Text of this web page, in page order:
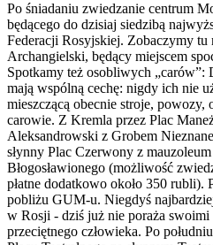
Po śniadaniu zwiedzanie centrum
będącego do dzisiaj siedzibą
Federacji Rosyjskiej. Zobaczymy
Archangielski, będący miejscem
Spotkamy też osobliwych „carów”:
mają wspólną cechę: nigdy ich nie
mieszczącą obecnie stroje,
carowie. Z Kremla przez Plac
Aleksandrowski z Grobem
słynny Plac Czerwony z
Błogosławionego (możliwość
płatne dodatkowo około 350 rubli).
pobliżu GUM-u. Niegdyś
w Rosji - dziś już nie poraża swoimi
przeciętnego człowieka. Po